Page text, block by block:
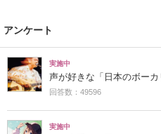
アンケート
実施中
声が好きな「日本のボーカ
回答数：49596
実施中